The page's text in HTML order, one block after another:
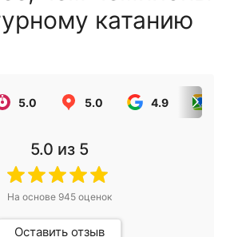
катанию
5.0 5.0 4.9
5.0 из 5
На основе 945оценок
Оставить отзыв